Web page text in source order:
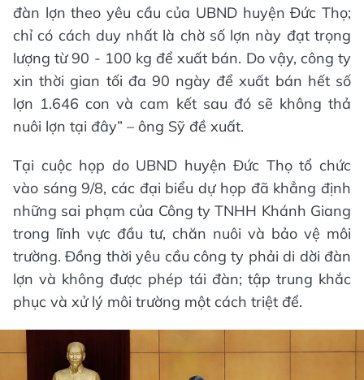
đàn lợn theo yêu cầu của UBND huyện Đức Thọ;
chỉ có cách duy nhất là chờ số lợn này đạt trọng
lượng từ 90 - 100 kg để xuất bán. Do vậy, công ty
xin thời gian tối đa 90 ngày để xuất bán hết số
lợn 1.646 con và cam kết sau đó sẽ không thả
nuôi lợn tại đây” – ông Sỹ đề xuất.
Tại cuộc họp do UBND huyện Đức Thọ tổ chức
vào sáng 9/8, các đại biểu dự họp đã khẳng định
những sai phạm của Công ty TNHH Khánh Giang
trong lĩnh vực đầu tư, chăn nuôi và bảo vệ môi
trường. Đồng thời yêu cầu công ty phải di dời đàn
lợn và không được phép tái đàn; tập trung khắc
phục và xử lý môi trường một cách triệt để.